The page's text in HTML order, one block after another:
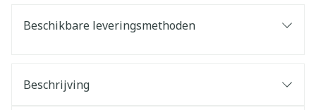
Beschikbare leveringsmethoden
Beschrijving